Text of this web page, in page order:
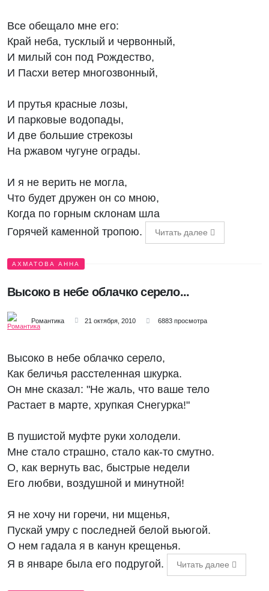
Все обещало мне его:
Край неба, тусклый и червонный,
И милый сон под Рождество,
И Пасхи ветер многозвонный,
И прутья красные лозы,
И парковые водопады,
И две большие стрекозы
На ржавом чугуне ограды.
И я не верить не могла,
Что будет дружен он со мною,
Когда по горным склонам шла
Горячей каменной тропою.
Читать далее
АХМАТОВА АННА
Высоко в небе облачко серело...
Романтика 21 октября, 2010 6883 просмотра
Высоко в небе облачко серело,
Как беличья расстеленная шкурка.
Он мне сказал: "Не жаль, что ваше тело
Растает в марте, хрупкая Снегурка!"
В пушистой муфте руки холодели.
Мне стало страшно, стало как-то смутно.
О, как вернуть вас, быстрые недели
Его любви, воздушной и минутной!
Я не хочу ни горечи, ни мщенья,
Пускай умру с последней белой вьюгой.
О нем гадала я в канун крещенья.
Я в январе была его подругой.
Читать далее